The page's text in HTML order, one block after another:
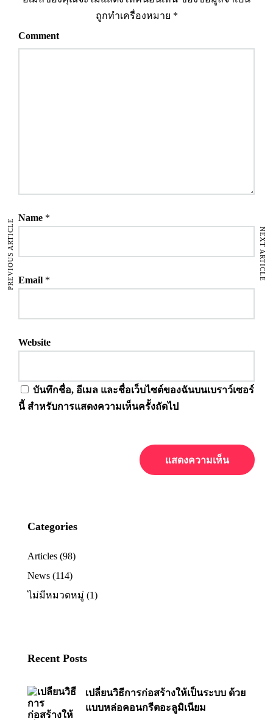
ถูกทำเครื่องหมาย *
Comment
Name *
Email *
Website
บันทึกชื่อ, อีเมล และชื่อเว็บไซต์ของฉันบนเบราว์เซอร์
นี้ สำหรับการแสดงความเห็นครั้งถัดไป
PREVIOUS ARTICLE NEXT ARTICLE
Categories
Articles (98)
News (114)
ไม่มีหมวดหมู่ (1)
Recent Posts
เปลี่ยนวิธีการก่อสร้างให้เป็นระบบ ด้วย
แบบหล่อคอนกรีตอะลูมิเนียม